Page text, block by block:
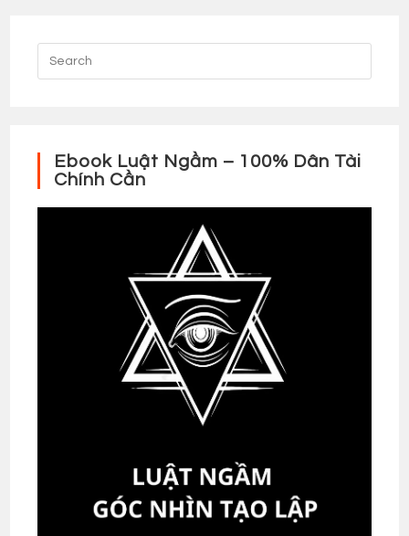
Ebook Luật Ngầm – 100% Dân Tài
Chính Cần